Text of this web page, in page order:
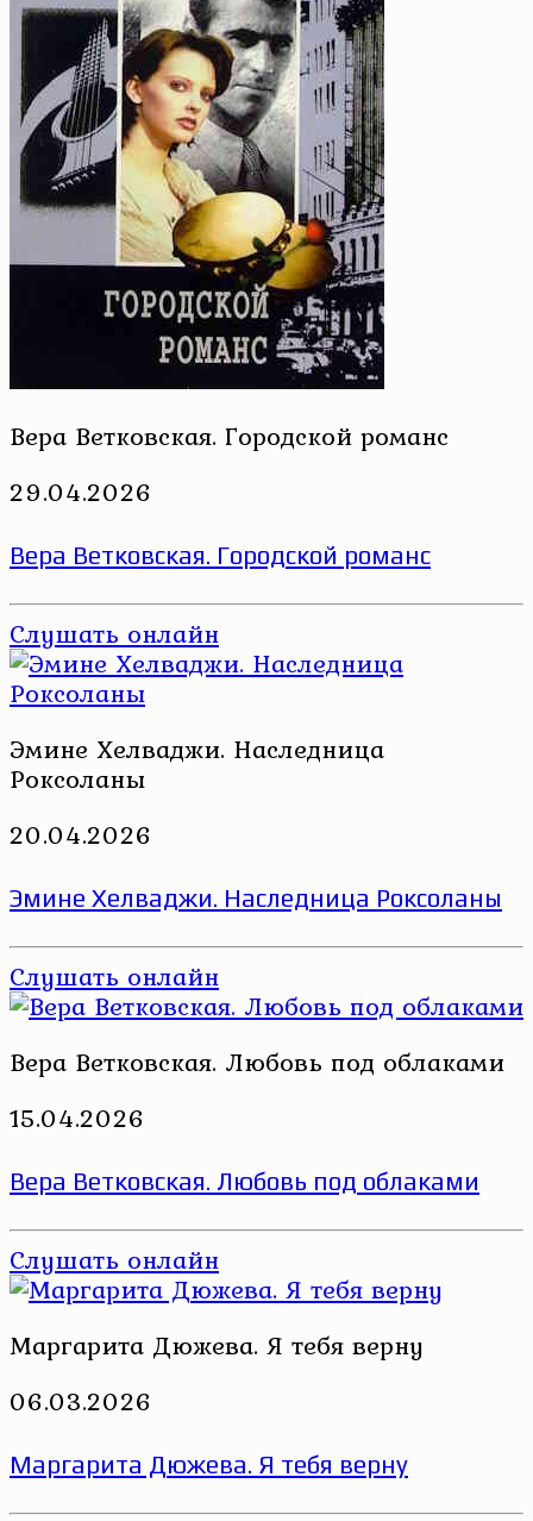
Вера Ветковская. Городской романс
29.04.2026
Вера Ветковская. Городской романс
Слушать онлайн
Эмине Хелваджи. Наследница
Роксоланы
20.04.2026
Эмине Хелваджи. Наследница Роксоланы
Слушать онлайн
Вера Ветковская. Любовь под облаками
15.04.2026
Вера Ветковская. Любовь под облаками
Слушать онлайн
Маргарита Дюжева. Я тебя верну
06.03.2026
Маргарита Дюжева. Я тебя верну